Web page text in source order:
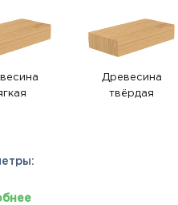
Древесина
твёрдая